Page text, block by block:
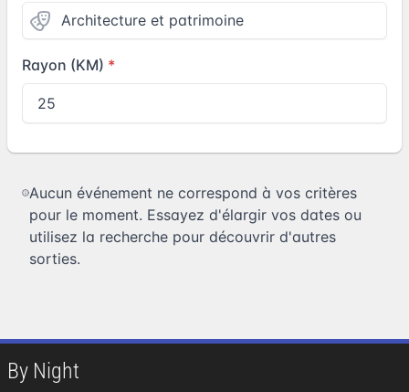
Rayon (KM)
Aucun événement ne correspond à vos critères
pour le moment. Essayez d'élargir vos dates ou
utilisez la recherche pour découvrir d'autres
sorties.
By Night